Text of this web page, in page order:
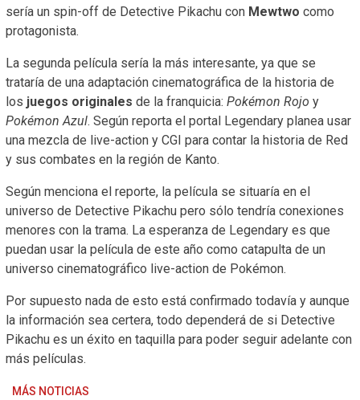
sería un spin-off de Detective Pikachu con Mewtwo como
protagonista.
La segunda película sería la más interesante, ya que se
trataría de una adaptación cinematográfica de la historia de
los juegos originales de la franquicia: Pokémon Rojo y
Pokémon Azul. Según reporta el portal Legendary planea usar
una mezcla de live-action y CGI para contar la historia de Red
y sus combates en la región de Kanto.
Según menciona el reporte, la película se situaría en el
universo de Detective Pikachu pero sólo tendría conexiones
menores con la trama. La esperanza de Legendary es que
puedan usar la película de este año como catapulta de un
universo cinematográfico live-action de Pokémon.
Por supuesto nada de esto está confirmado todavía y aunque
la información sea certera, todo dependerá de si Detective
Pikachu es un éxito en taquilla para poder seguir adelante con
más películas.
MÁS NOTICIAS